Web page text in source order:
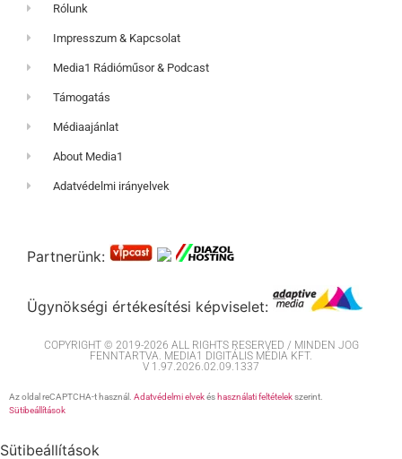
Rólunk
Impresszum & Kapcsolat
Media1 Rádióműsor & Podcast
Támogatás
Médiaajánlat
About Media1
Adatvédelmi irányelvek
Partnerünk:
Ügynökségi értékesítési képviselet:
COPYRIGHT © 2019-2026 ALL RIGHTS RESERVED / MINDEN JOG
FENNTARTVA. MEDIA1 DIGITÁLIS MÉDIA KFT.
V 1.97.2026.02.09.1337
Az oldal reCAPTCHA-t használ. Adatvédelmi elvekés használati feltételekszerint.
Sütibeállítások
Sütibeállítások